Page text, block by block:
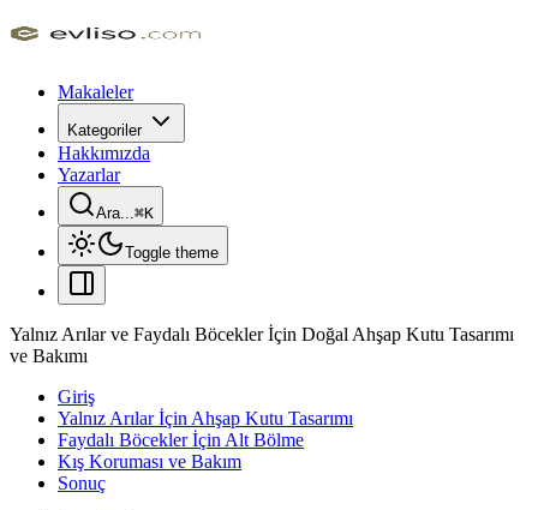
Makaleler
Kategoriler
Hakkımızda
Yazarlar
Ara...⌘K
Toggle theme
Yalnız Arılar ve Faydalı Böcekler İçin Doğal Ahşap Kutu Tasarımı
ve Bakımı
Giriş
Yalnız Arılar İçin Ahşap Kutu Tasarımı
Faydalı Böcekler İçin Alt Bölme
Kış Koruması ve Bakım
Sonuç